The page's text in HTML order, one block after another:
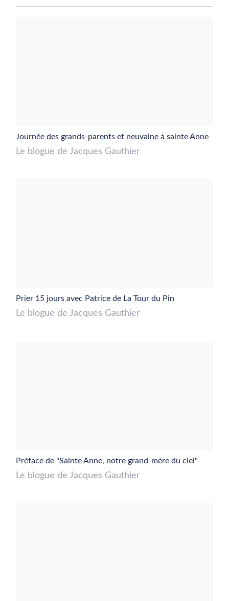
Journée des grands-parents et neuvaine à sainte Anne
Le blogue de Jacques Gauthier
Prier 15 jours avec Patrice de La Tour du Pin
Le blogue de Jacques Gauthier
Préface de "Sainte Anne, notre grand-mère du ciel"
Le blogue de Jacques Gauthier